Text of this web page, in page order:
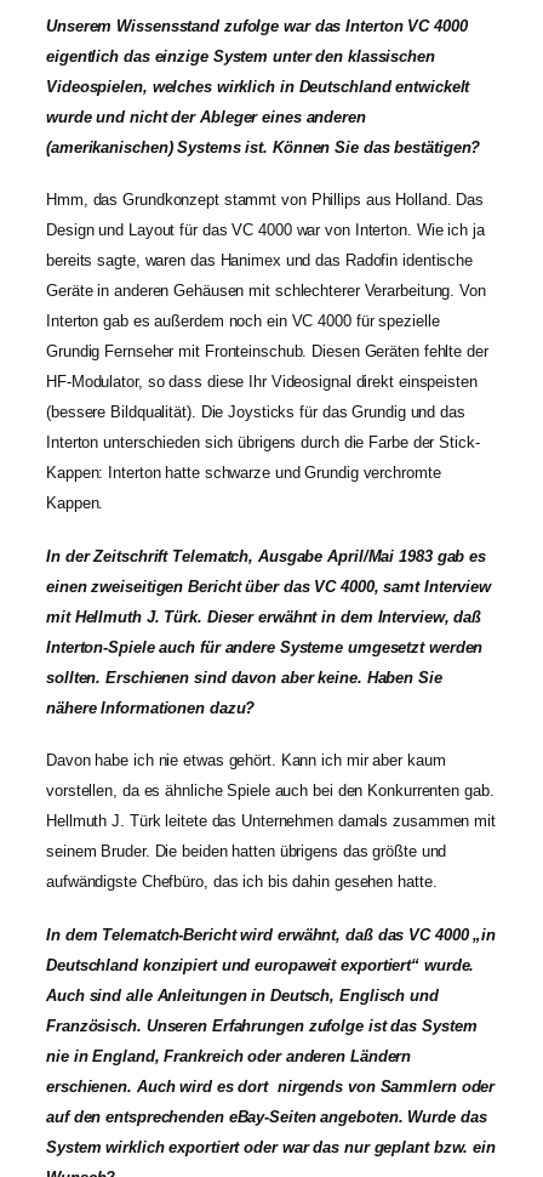
Unserem Wissensstand zufolge war das Interton VC 4000
eigentlich das einzige System unter den klassischen
Videospielen, welches wirklich in Deutschland entwickelt
wurde und nicht der Ableger eines anderen
(amerikanischen) Systems ist. Können Sie das bestätigen?
Hmm, das Grundkonzept stammt von Phillips aus Holland. Das
Design und Layout für das VC 4000 war von Interton. Wie ich ja
bereits sagte, waren das Hanimex und das Radofin identische
Geräte in anderen Gehäusen mit schlechterer Verarbeitung. Von
Interton gab es außerdem noch ein VC 4000 für spezielle
Grundig Fernseher mit Fronteinschub. Diesen Geräten fehlte der
HF-Modulator, so dass diese Ihr Videosignal direkt einspeisten
(bessere Bildqualität). Die Joysticks für das Grundig und das
Interton unterschieden sich übrigens durch die Farbe der Stick-
Kappen: Interton hatte schwarze und Grundig verchromte
Kappen.
In der Zeitschrift Telematch, Ausgabe April/Mai 1983 gab es
einen zweiseitigen Bericht über das VC 4000, samt Interview
mit Hellmuth J. Türk. Dieser erwähnt in dem Interview, daß
Interton-Spiele auch für andere Systeme umgesetzt werden
sollten. Erschienen sind davon aber keine. Haben Sie
nähere Informationen dazu?
Davon habe ich nie etwas gehört. Kann ich mir aber kaum
vorstellen, da es ähnliche Spiele auch bei den Konkurrenten gab.
Hellmuth J. Türk leitete das Unternehmen damals zusammen mit
seinem Bruder. Die beiden hatten übrigens das größte und
aufwändigste Chefbüro, das ich bis dahin gesehen hatte.
In dem Telematch-Bericht wird erwähnt, daß das VC 4000 „in
Deutschland konzipiert und europaweit exportiert“ wurde.
Auch sind alle Anleitungen in Deutsch, Englisch und
Französisch. Unseren Erfahrungen zufolge ist das System
nie in England, Frankreich oder anderen Ländern
erschienen. Auch wird es dort nirgends von Sammlern oder
auf den entsprechenden eBay-Seiten angeboten. Wurde das
System wirklich exportiert oder war das nur geplant bzw. ein